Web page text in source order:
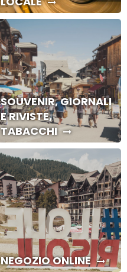
SOUVENIR, GIORNALI
E RIVISTE,
TABACCHI
NEGOZIO ONLINE